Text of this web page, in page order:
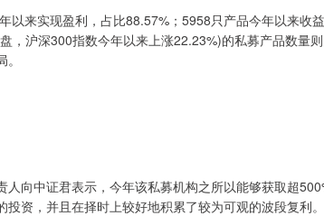
以来实现盈利，占比88.57%；5958只产品今年以来收
，沪深300指数今年以来上涨22.23%)的私募产品数量
人向中证君表示，今年该私募机构之所以能够获取超
投资，并且在择时上较好地积累了较为可观的波段复利